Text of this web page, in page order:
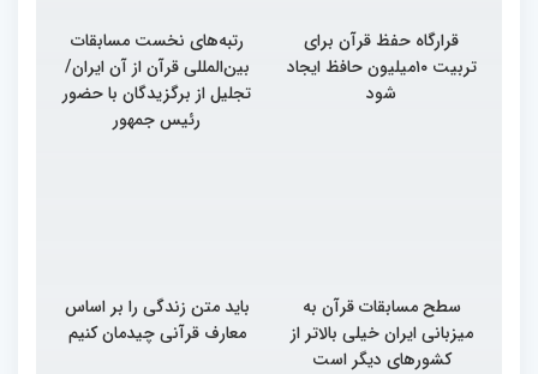
قرارگاه حفظ قرآن برای
تربیت ۱۰میلیون حافظ ایجاد
شود
رتبه‌های نخست مسابقات
بین‌المللی قرآن از آن ایران/
تجلیل از برگزیدگان با حضور
رئیس جمهور
سطح مسابقات قرآن به
میزبانی ایران خیلی بالاتر از
کشورهای دیگر است
باید متن زندگی را بر اساس
معارف قرآنی چیدمان کنیم